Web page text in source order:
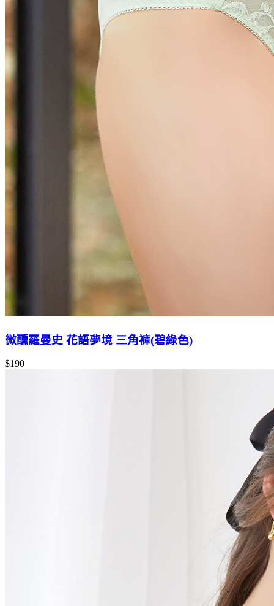
微醺羅曼史 花語夢境 三角褲(碧綠色)
$190